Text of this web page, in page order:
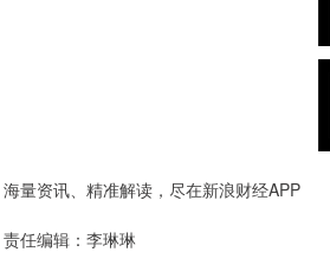
海量资讯、精准解读，尽在新浪财经APP
责任编辑：李琳琳